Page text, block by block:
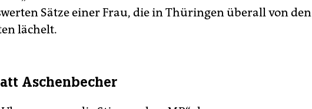
Sätze einer Frau, die in Thüringen überall von den
lächelt.
Aschenbecher